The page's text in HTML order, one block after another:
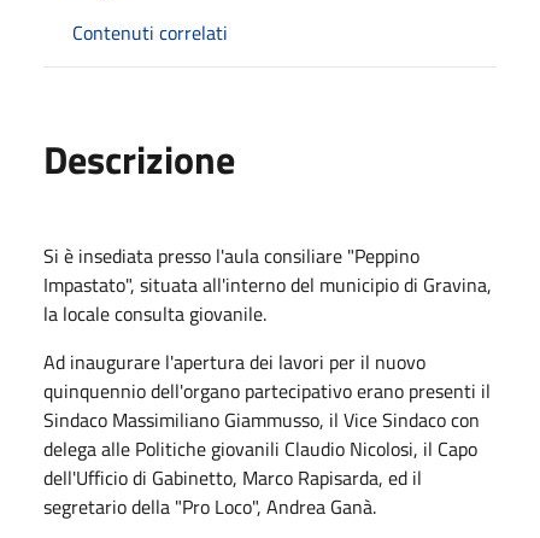
Contenuti correlati
Descrizione
Si è insediata presso l'aula consiliare "Peppino
Impastato", situata all'interno del municipio di Gravina,
la locale consulta giovanile.
Ad inaugurare l'apertura dei lavori per il nuovo
quinquennio dell'organo partecipativo erano presenti il
Sindaco Massimiliano Giammusso, il Vice Sindaco con
delega alle Politiche giovanili Claudio Nicolosi, il Capo
dell'Ufficio di Gabinetto, Marco Rapisarda, ed il
segretario della "Pro Loco", Andrea Ganà.